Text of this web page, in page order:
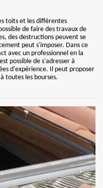
toits et les différentes
de faire des travaux de
des destructions peuvent se
peut s'imposer. Dans ce
avec un professionnel en la
possible de s'adresser à
d'expérience. Il peut proposer
toutes les bourses.